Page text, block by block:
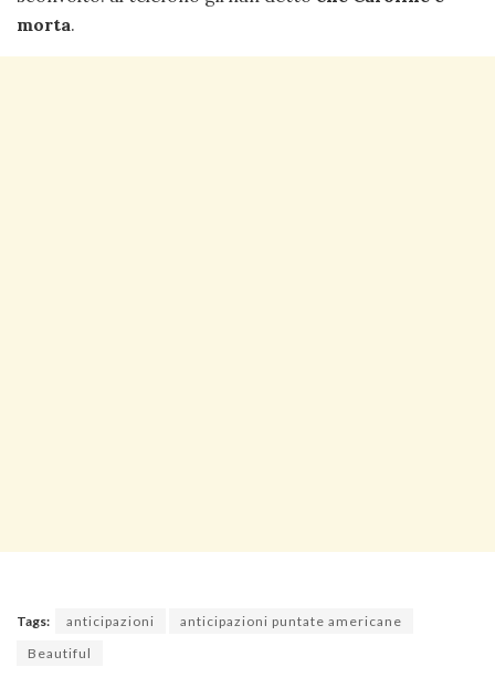
morta.
Tags: anticipazioni
anticipazioni puntate americane
Beautiful